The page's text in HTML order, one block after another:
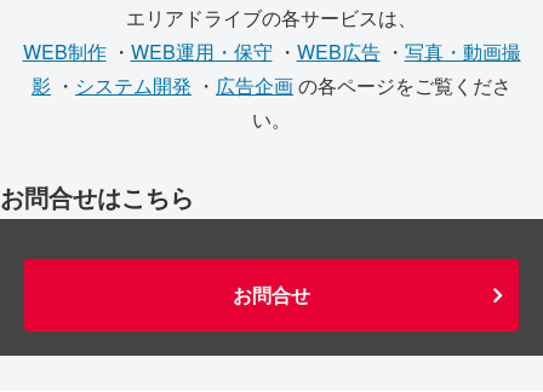
エリアドライブの各サービスは、
WEB制作・ WEB運用・保守 ・ WEB広告・ 写真・動画撮
影 ・ システム開発 ・ 広告企画の各ページをご覧くださ
い。
お問合せはこちら
お問合せ